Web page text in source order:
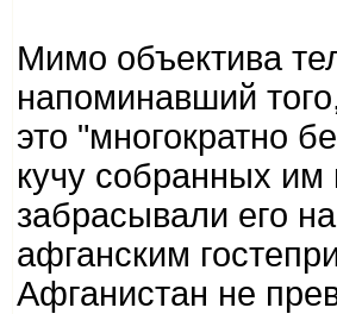
Мимо объектива
напоминавший
это "многократно
кучу собранных
забрасывали его
афганским
Афганистан не